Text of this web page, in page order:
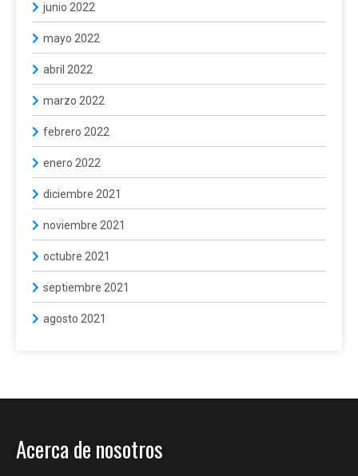
junio 2022
mayo 2022
abril 2022
marzo 2022
febrero 2022
enero 2022
diciembre 2021
noviembre 2021
octubre 2021
septiembre 2021
agosto 2021
Acerca de nosotros